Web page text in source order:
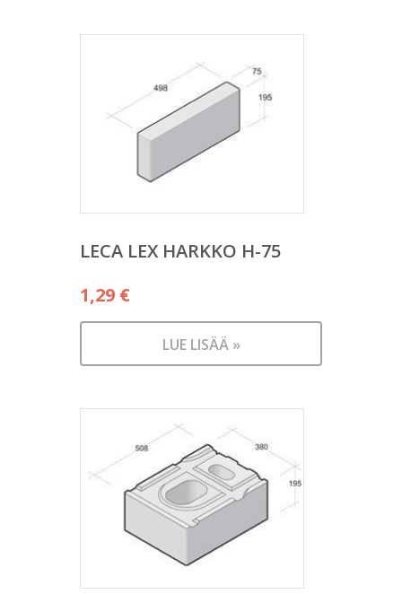
LECA LEX HARKKO H-75
1,29 €
LUE LISÄÄ »